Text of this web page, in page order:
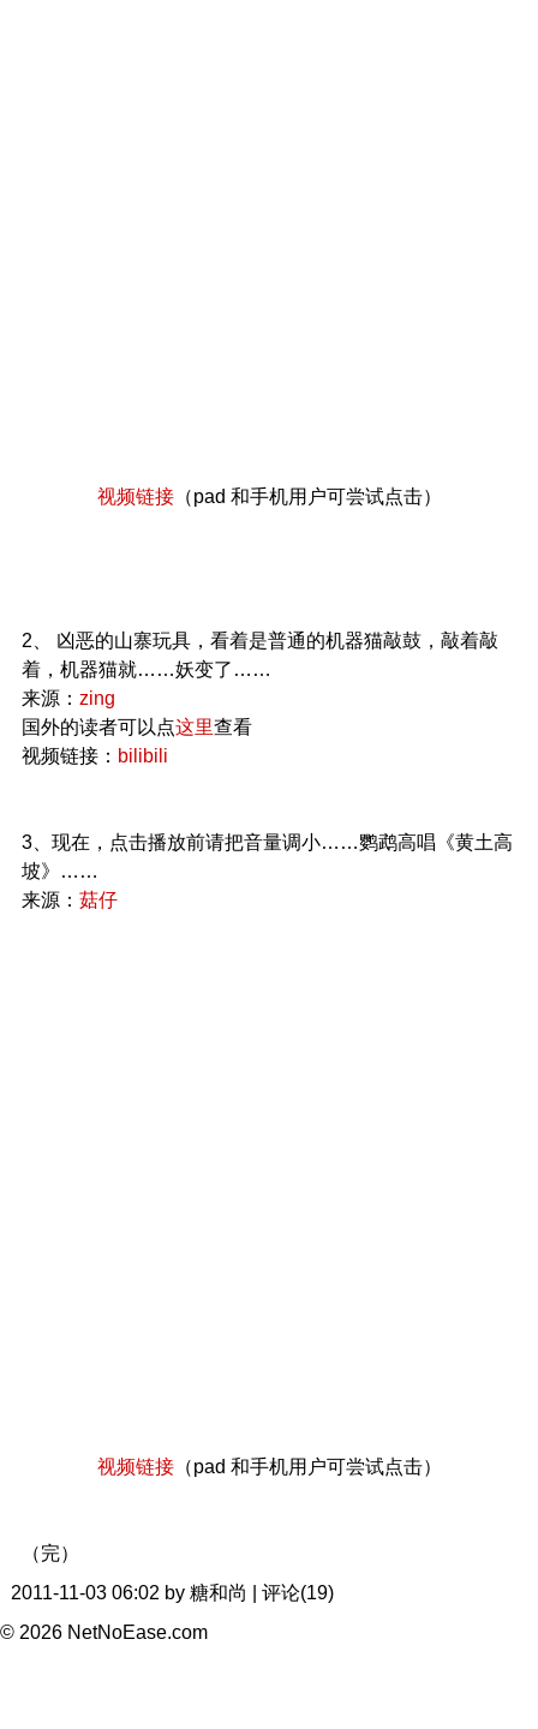
视频链接（pad 和手机用户可尝试点击）
2、 凶恶的山寨玩具，看着是普通的机器猫敲鼓，敲着敲
着，机器猫就……妖变了……
来源： zing
国外的读者可以点这里查看
视频链接： bilibili
3、现在，点击播放前请把音量调小……鹦鹉高唱《黄土高
坡》……
来源： 菇仔
视频链接（pad 和手机用户可尝试点击）
（完）
2011-11-03 06:02 by 糖和尚 | 评论(19)
© 2026 NetNoEase.com